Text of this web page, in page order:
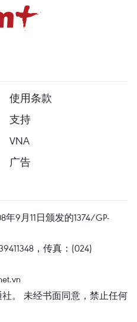
使用条款
支持
VNA
广告
9月11日颁发的1374/GP-
，传真：(024)
。 未经书面同意，禁止任何